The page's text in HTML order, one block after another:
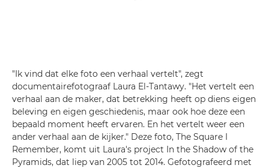
"Ik vind dat elke foto een verhaal vertelt", zegt
documentairefotograaf Laura El-Tantawy. "Het vertelt een
verhaal aan de maker, dat betrekking heeft op diens eigen
beleving en eigen geschiedenis, maar ook hoe deze een
bepaald moment heeft ervaren. En het vertelt weer een
ander verhaal aan de kijker." Deze foto, The Square I
Remember, komt uit Laura's project In the Shadow of the
Pyramids, dat liep van 2005 tot 2014. Gefotografeerd met